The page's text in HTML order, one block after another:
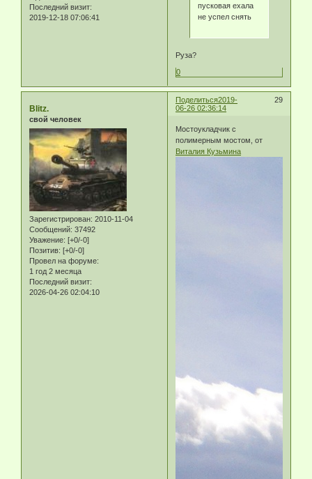
Последний визит:
2019-12-18 07:06:41
пусковая ехала
не успел снять
Руза?
0
Поделиться 29
2019-
06-26 02:36:14
Blitz.
свой человек
Зарегистрирован: 2010-11-04
Сообщений: 37492
Уважение: [+0/-0]
Позитив: [+0/-0]
Провел на форуме:
1 год 2 месяца
Последний визит:
2026-04-26 02:04:10
Мостоукладчик с
полимерным мостом, от
Виталия Кузьмина